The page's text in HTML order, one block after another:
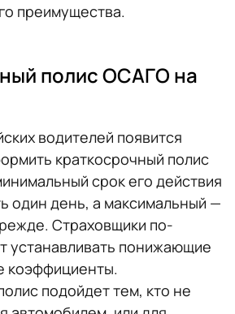
преимущества.
полис ОСАГО на
водителей появится
краткосрочный полис
срок его действия
один день, а максимальный —
Страховщики по-
устанавливать понижающие
коэффициенты.
подойдет тем, кто не